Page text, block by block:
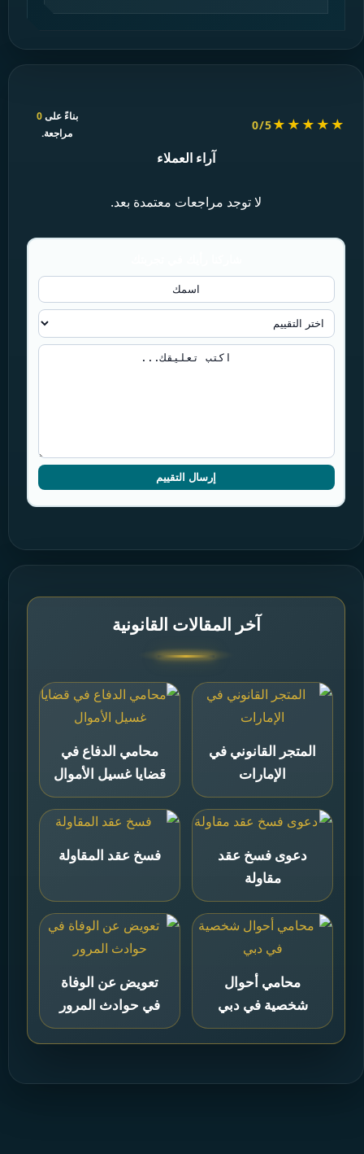
★★★★★
0/5
بناءً على0
مراجعة.
آراء العملاء
لا توجد مراجعات معتمدة بعد.
إرسال التقييم
آخر المقالات القانونية
المتجر القانوني في
الإمارات
محامي الدفاع في
قضايا غسيل الأموال
دعوى فسخ عقد
مقاولة
فسخ عقد المقاولة
محامي أحوال
شخصية في دبي
تعويض عن الوفاة
في حوادث المرور